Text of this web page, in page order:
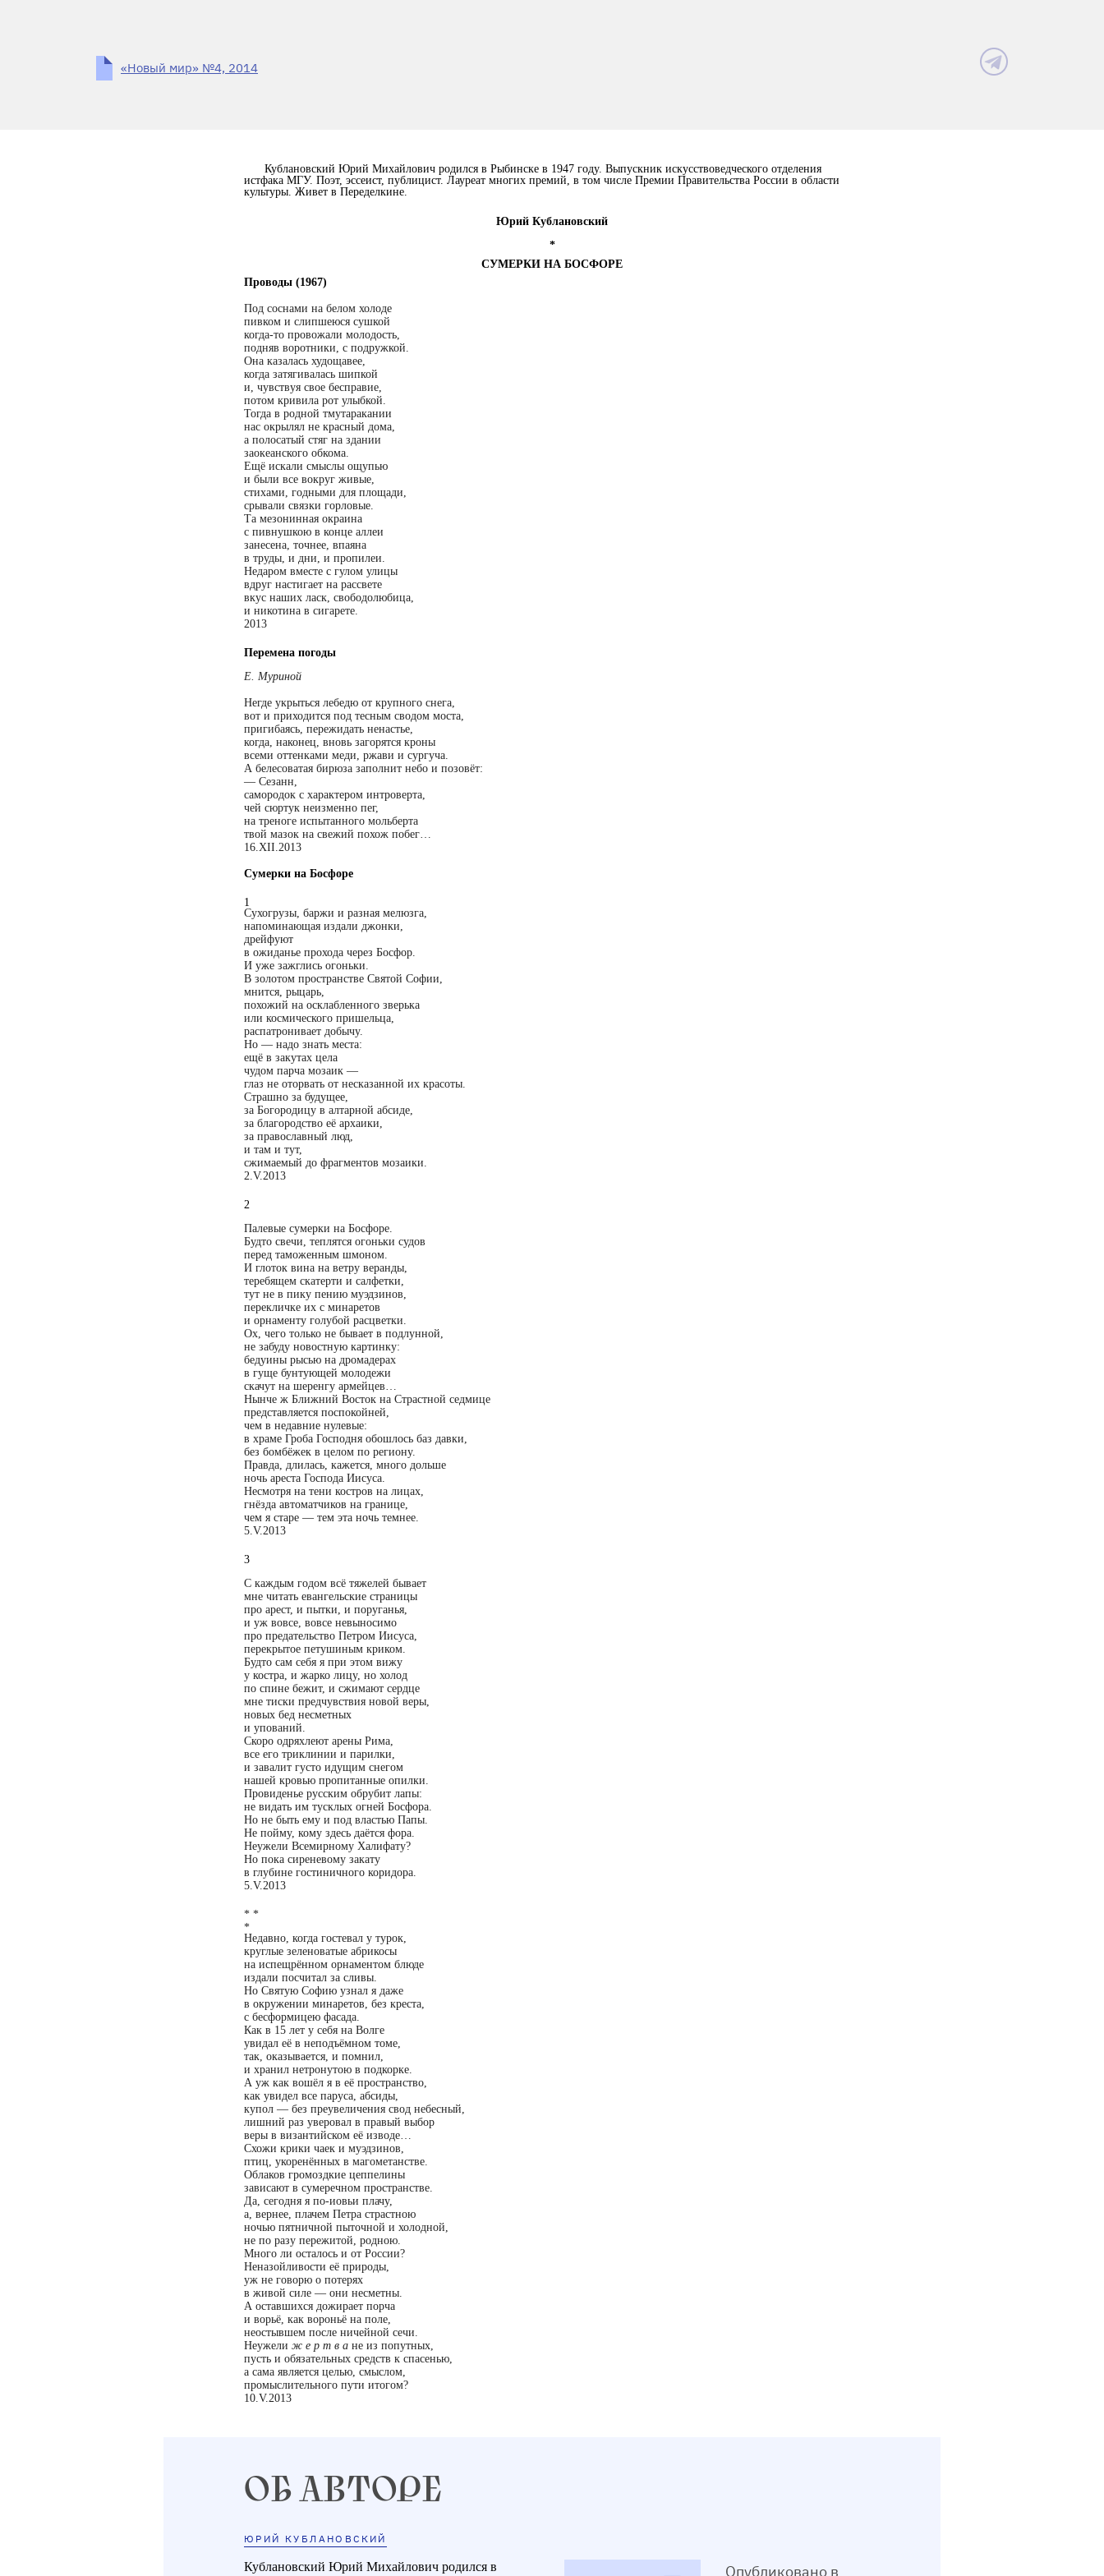
«Новый мир» №4, 2014
Кублановский Юрий Михайлович родился в Рыбинске в 1947 году. Выпускник искусствоведческого отделения
истфака МГУ. Поэт, эссеист, публицист. Лауреат многих премий, в том числе Премии Правительства России в области
культуры. Живет в Переделкине.
Юрий Кублановский
*
СУМЕРКИ НА БОСФОРЕ
Проводы (1967)
Под соснами на белом холоде
пивком и слипшеюся сушкой
когда-то провожали молодость,
подняв воротники, с подружкой.
Она казалась худощавее,
когда затягивалась шипкой
и, чувствуя свое бесправие,
потом кривила рот улыбкой.
Тогда в родной тмутаракании
нас окрылял не красный дома,
а полосатый стяг на здании
заокеанского обкома.
Ещё искали смыслы ощупью
и были все вокруг живые,
стихами, годными для площади,
срывали связки горловые.
Та мезонинная окраина
с пивнушкою в конце аллеи
занесена, точнее, впаяна
в труды, и дни, и пропилеи.
Недаром вместе с гулом улицы
вдруг настигает на рассвете
вкус наших ласк, свободолюбица,
и никотина в сигарете.
2013
Перемена погоды
Е. Муриной
Негде укрыться лебедю от крупного снега,
вот и приходится под тесным сводом моста,
пригибаясь, пережидать ненастье,
когда, наконец, вновь загорятся кроны
всеми оттенками меди, ржави и сургуча.
А белесоватая бирюза заполнит небо и позовёт:
— Сезанн,
самородок с характером интроверта,
чей сюртук неизменно пег,
на треноге испытанного мольберта
твой мазок на свежий похож побег…
16.ХII.2013
Сумерки на Босфоре
1
Сухогрузы, баржи и разная мелюзга,
напоминающая издали джонки,
дрейфуют
в ожиданье прохода через Босфор.
И уже зажглись огоньки.
В золотом пространстве Святой Софии,
мнится, рыцарь,
похожий на осклабленного зверька
или космического пришельца,
распатронивает добычу.
Но — надо знать места:
ещё в закутах цела
чудом парча мозаик —
глаз не оторвать от несказанной их красоты.
Страшно за будущее,
за Богородицу в алтарной абсиде,
за благородство её архаики,
за православный люд,
и там и тут,
сжимаемый до фрагментов мозаики.
2.V.2013
2
Палевые сумерки на Босфоре.
Будто свечи, теплятся огоньки судов
перед таможенным шмоном.
И глоток вина на ветру веранды,
теребящем скатерти и салфетки,
тут не в пику пению муэдзинов,
перекличке их с минаретов
и орнаменту голубой расцветки.
Ох, чего только не бывает в подлунной,
не забуду новостную картинку:
бедуины рысью на дромадерах
в гуще бунтующей молодежи
скачут на шеренгу армейцев…
Нынче ж Ближний Восток на Страстной седмице
представляется поспокойней,
чем в недавние нулевые:
в храме Гроба Господня обошлось баз давки,
без бомбёжек в целом по региону.
Правда, длилась, кажется, много дольше
ночь ареста Господа Иисуса.
Несмотря на тени костров на лицах,
гнёзда автоматчиков на границе,
чем я старе — тем эта ночь темнее.
5.V.2013
3
С каждым годом всё тяжелей бывает
мне читать евангельские страницы
про арест, и пытки, и поруганья,
и уж вовсе, вовсе невыносимо
про предательство Петром Иисуса,
перекрытое петушиным криком.
Будто сам себя я при этом вижу
у костра, и жарко лицу, но холод
по спине бежит, и сжимают сердце
мне тиски предчувствия новой веры,
новых бед несметных
и упований.
Скоро одряхлеют арены Рима,
все его триклинии и парилки,
и завалит густо идущим снегом
нашей кровью пропитанные опилки.
Провиденье русским обрубит лапы:
не видать им тусклых огней Босфора.
Но не быть ему и под властью Папы.
Не пойму, кому здесь даётся фора.
Неужели Всемирному Халифату?
Но пока сиреневому закату
в глубине гостиничного коридора.
5.V.2013
* *
*
Недавно, когда гостевал у турок,
круглые зеленоватые абрикосы
на испещрённом орнаментом блюде
издали посчитал за сливы.
Но Святую Софию узнал я даже
в окружении минаретов, без креста,
с бесформицею фасада.
Как в 15 лет у себя на Волге
увидал её в неподъёмном томе,
так, оказывается, и помнил,
и хранил нетронутою в подкорке.
А уж как вошёл я в её пространство,
как увидел все паруса, абсиды,
купол — без преувеличения свод небесный,
лишний раз уверовал в правый выбор
веры в византийском её изводе…
Схожи крики чаек и муэдзинов,
птиц, укоренённых в магометанстве.
Облаков громоздкие цеппелины
зависают в сумеречном пространстве.
Да, сегодня я по-иовьи плачу,
а, вернее, плачем Петра страстною
ночью пятничной пыточной и холодной,
не по разу пережитой, родною.
Много ли осталось и от России?
Неназойливости её природы,
уж не говорю о потерях
в живой силе — они несметны.
А оставшихся дожирает порча
и ворьё, как вороньё на поле,
неостывшем после ничейной сечи.
Неужели ж е р т в а не из попутных,
пусть и обязательных средств к спасенью,
а сама является целью, смыслом,
промыслительного пути итогом?
10.V.2013
ОБ АВТОРЕ
ЮРИЙ КУБЛАНОВСКИЙ
Кублановский Юрий Михайлович родился в
Опубликовано в